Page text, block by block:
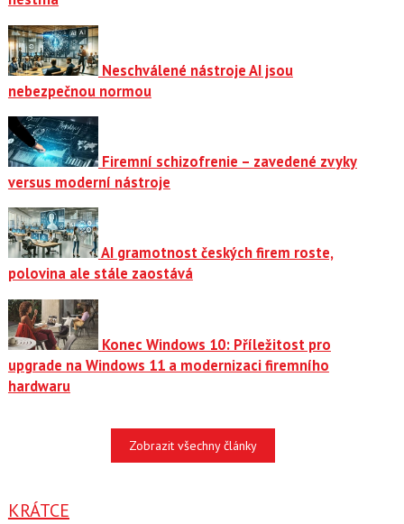
Neschválené nástroje AI jsou
nebezpečnou normou
Firemní schizofrenie – zavedené zvyky
versus moderní nástroje
AI gramotnost českých firem roste,
polovina ale stále zaostává
Konec Windows 10: Příležitost pro
upgrade na Windows 11 a modernizaci firemního
hardwaru
Zobrazit všechny články
KRÁTCE